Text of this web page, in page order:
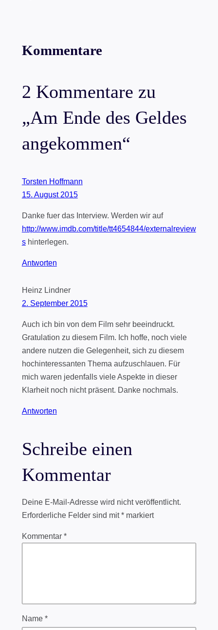
Kommentare
2 Kommentare zu
„Am Ende des Geldes
angekommen“
Torsten Hoffmann
15. August 2015
Danke fuer das Interview. Werden wir auf
http://www.imdb.com/title/tt4654844/externalreview
shinterlegen.
Antworten
Heinz Lindner
2. September 2015
Auch ich bin von dem Film sehr beeindruckt.
Gratulation zu diesem Film. Ich hoffe, noch viele
andere nutzen die Gelegenheit, sich zu diesem
hochinteressanten Thema aufzuschlauen. Für
mich waren jedenfalls viele Aspekte in dieser
Klarheit noch nicht präsent. Danke nochmals.
Antworten
Schreibe einen
Kommentar
Deine E-Mail-Adresse wird nicht veröffentlicht.
Erforderliche Felder sind mit*markiert
Kommentar *
Name *